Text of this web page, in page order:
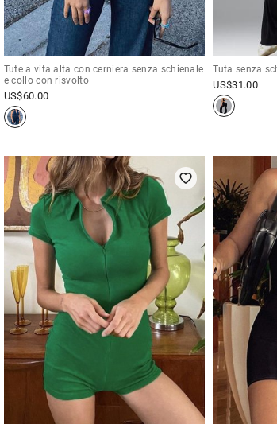
Tute a vita alta con cerniera senza schienale
e collo con risvolto
US$60.00
Tuta senza
US$31.00